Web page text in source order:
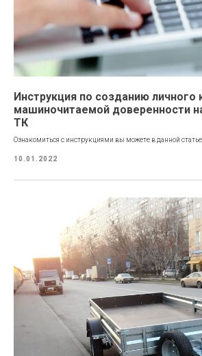
Инструкция по созданию личного
машиночитаемой доверенности
ТК
Ознакомиться с инструкциями вы можете в данной статье
10.01.2022